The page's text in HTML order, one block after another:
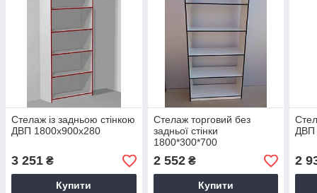
Стелаж із задньою стінкою
ДВП 1800х900х280
3 251 ₴
Купити
Стелаж торговий без
задньої стінки
1800*300*700
2 552₴
Купити
ДВП
2